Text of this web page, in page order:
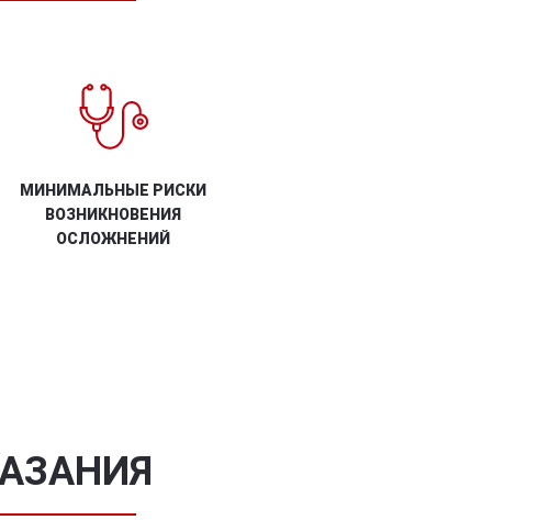
МИНИМАЛЬНЫЕ РИСКИ
ВОЗНИКНОВЕНИЯ
ОСЛОЖНЕНИЙ